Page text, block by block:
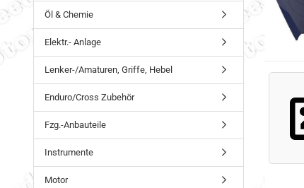
Öl & Chemie
Elektr.- Anlage
Lenker-/Amaturen, Griffe, Hebel
Enduro/Cross Zubehör
Fzg.-Anbauteile
Instrumente
Motor